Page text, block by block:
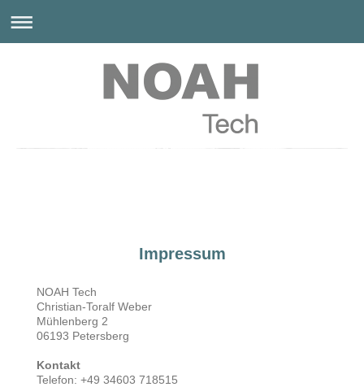
Impressum
NOAH Tech
Christian-Toralf Weber
Mühlenberg 2
06193 Petersberg
Kontakt
Telefon: +49 34603 718515